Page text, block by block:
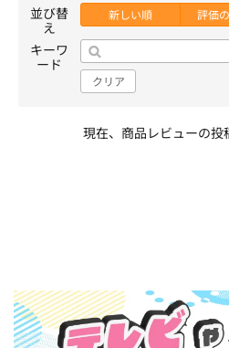
並び替
え
新しい順 評価
キーワ
ード
クリア
現在、商品レビューの投